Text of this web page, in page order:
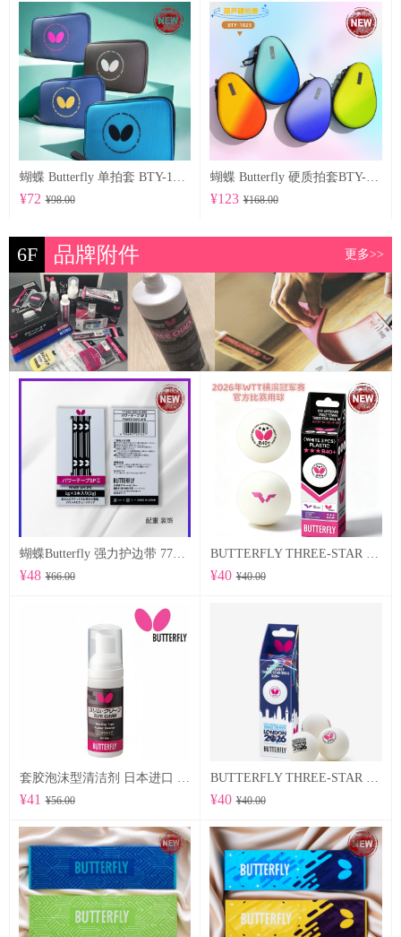
¥72 ¥98.00
蝴蝶 Butterfly 硬质拍套BTY-1029
¥123 ¥168.00
6F 品牌附件 更多>>
蝴蝶Butterfly 强力护边带 77500 POWER TAPE SP Ⅱ
¥48 ¥66.00 ¥40 ¥40.00
¥41 ¥56.00 ¥40 ¥40.00